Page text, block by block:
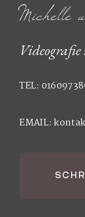
Michelle
TEL:
EMAIL: